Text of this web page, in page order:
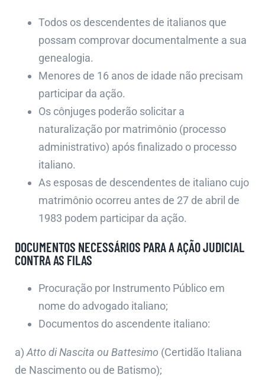
Todos os descendentes de italianos que
possam comprovar documentalmente a sua
genealogia.
Menores de 16 anos de idade não precisam
participar da ação.
Os cônjuges poderão solicitar a
naturalização por matrimônio (processo
administrativo) após finalizado o processo
italiano.
As esposas de descendentes de italiano cujo
matrimônio ocorreu antes de 27 de abril de
1983 podem participar da ação.
DOCUMENTOS NECESSÁRIOS PARA A AÇÃO JUDICIAL
CONTRA AS FILAS
Procuração por Instrumento Público em
nome do advogado italiano;
Documentos do ascendente italiano:
a) Atto di Nascita ou Battesimo (Certidão Italiana
de Nascimento ou de Batismo);